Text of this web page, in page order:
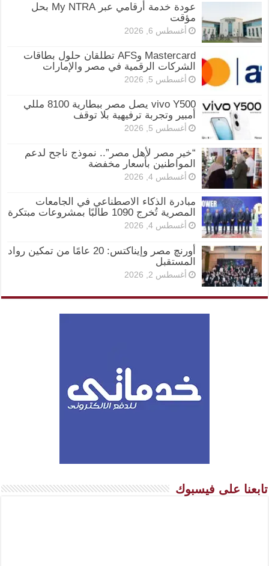
عودة خدمة أرقامي عبر My NTRA بحل
مؤقت
أغسطس 6, 2026
Mastercard وAFS تطلقان حلول بطاقات
الشركات الرقمية في مصر والإمارات
أغسطس 5, 2026
vivo Y500 يصل مصر ببطارية 8100 مللي
أمبير وتجربة ترفيهية بلا توقف
أغسطس 5, 2026
“خير مصر لأهل مصر”.. نموذج ناجح لدعم
المواطنين بأسعار مخفضة
أغسطس 4, 2026
مبادرة الذكاء الاصطناعي في الجامعات
المصرية تُخرج 1090 طالبًا بمشروعات مبتكرة
أغسطس 4, 2026
أورنچ مصر وإيناكتس: 20 عامًا من تمكين رواد
المستقبل
أغسطس 2, 2026
تابعنا على فيسبوك